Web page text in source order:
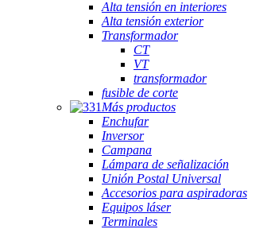
Alta tensión en interiores
Alta tensión exterior
Transformador
CT
VT
transformador
fusible de corte
Más productos
Enchufar
Inversor
Campana
Lámpara de señalización
Unión Postal Universal
Accesorios para aspiradoras
Equipos láser
Terminales